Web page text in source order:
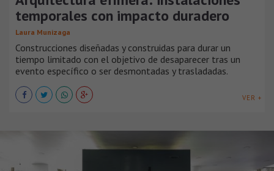
temporales con impacto duradero
Laura Munizaga
Construcciones diseñadas y construidas para durar un
tiempo limitado con el objetivo de desaparecer tras un
evento específico o ser desmontadas y trasladadas.
VER +